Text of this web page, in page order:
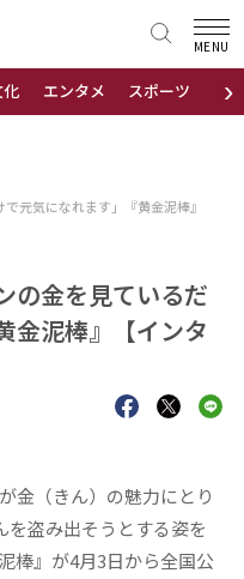
›
エンタメ スポーツ 地域
MENU
元気になれます」『黄金泥棒』
の金を見ているだ
金泥棒』【インタ
金（きん）の魅力にとり
を盗み出そうとする姿を
棒』が4月3日から全国公